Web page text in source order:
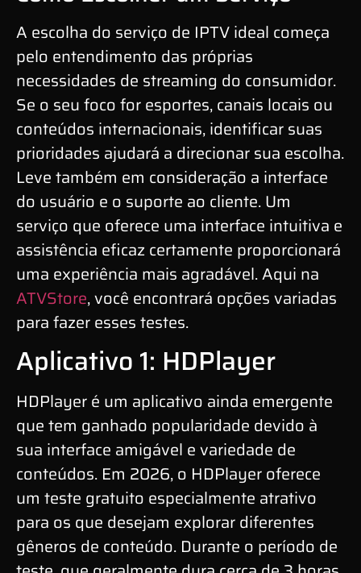
A escolha do serviço de IPTV ideal começa
pelo entendimento das próprias
necessidades de streaming do consumidor.
Se o seu foco for esportes, canais locais ou
conteúdos internacionais, identificar suas
prioridades ajudará a direcionar sua escolha.
Leve também em consideração a interface
do usuário e o suporte ao cliente. Um
serviço que oferece uma interface intuitiva e
assistência eficaz certamente proporcionará
uma experiência mais agradável. Aqui na
ATVStore, você encontrará opções variadas
para fazer esses testes.
Aplicativo 1: HDPlayer
HDPlayer é um aplicativo ainda emergente
que tem ganhado popularidade devido à
sua interface amigável e variedade de
conteúdos. Em 2026, o HDPlayer oferece
um teste gratuito especialmente atrativo
para os que desejam explorar diferentes
gêneros de conteúdo. Durante o período de